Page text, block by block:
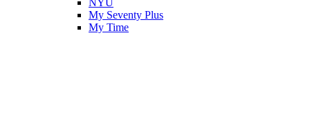
NYU
My Seventy Plus
My Time